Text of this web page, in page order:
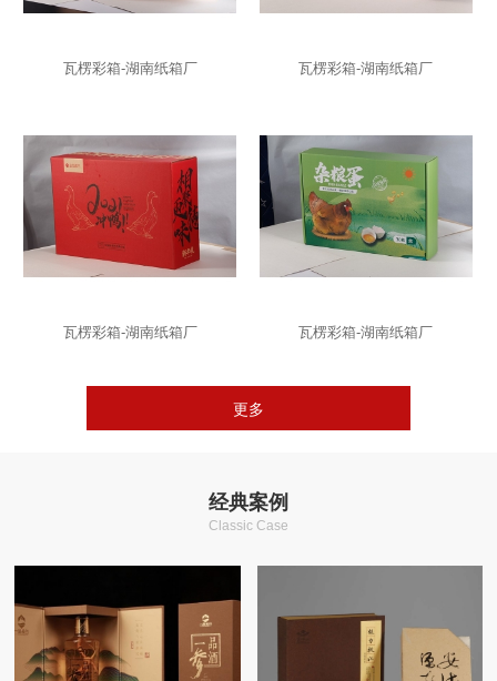
瓦楞彩箱-湖南纸箱厂 瓦楞彩箱-湖南纸箱厂
瓦楞彩箱-湖南纸箱厂 瓦楞彩箱-湖南纸箱厂
更多
经典案例
Classic Case